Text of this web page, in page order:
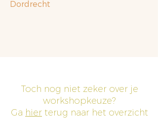
Dordrecht
Toch nog niet zeker over je
workshopkeuze?
Ga hier terug naar het overzicht